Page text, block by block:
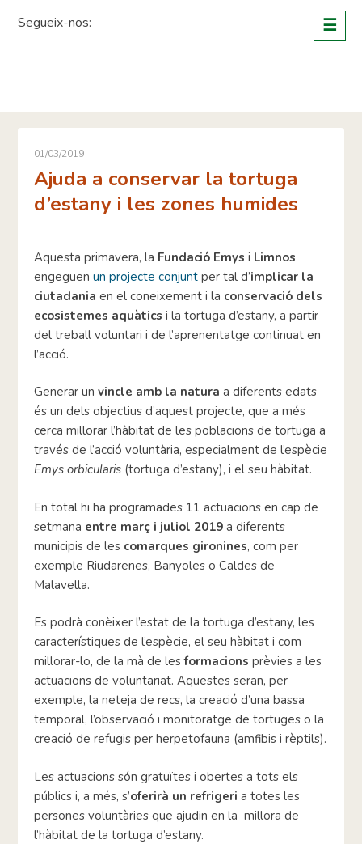
Segueix-nos: ☰
01/03/2019
Ajuda a conservar la tortuga
d’estany i les zones humides
Aquesta primavera, la Fundació Emys i Limnos
engeguenun projecte conjunt per tal d’implicar la
ciutadania en el coneixement i la conservació dels
ecosistemes aquàtics i la tortuga d’estany, a partir
del treball voluntari i de l’aprenentatge continuat en
l’acció.
Generar unvincle amb la natura a diferents edats
és un dels objectius d’aquest projecte, que a més
cerca millorar l’hàbitat de les poblacions de tortuga a
través de l’acció voluntària, especialment de l’espècie
Emys orbicularis (tortuga d’estany), i el seu hàbitat.
En total hi ha programades 11 actuacions en cap de
setmana entre març i juliol 2019 a diferents
municipis de les comarques gironines, com per
exemple Riudarenes, Banyoles o Caldes de
Malavella.
Es podrà conèixer l’estat de la tortuga d’estany, les
característiques de l’espècie, el seu hàbitat i com
millorar-lo, de la mà de lesformacions prèvies a les
actuacions de voluntariat. Aquestes seran, per
exemple, la neteja de recs, la creació d’una bassa
temporal, l’observació i monitoratge de tortuges o la
creació de refugis per herpetofauna (amfibis i rèptils).
Les actuacions són gratuïtes i obertes a tots els
públics i, a més, s’oferirà un refrigeri a totes les
persones voluntàries que ajudin en la millora de
l’hàbitat de la tortuga d’estany.